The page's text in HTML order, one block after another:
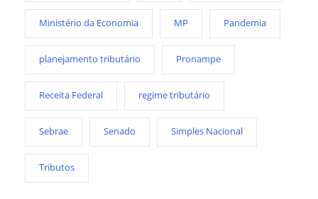
Ministério da Economia MP Pandemia
planejamento tributário Pronampe
Receita Federal regime tributário
Sebrae Senado Simples Nacional
Tributos